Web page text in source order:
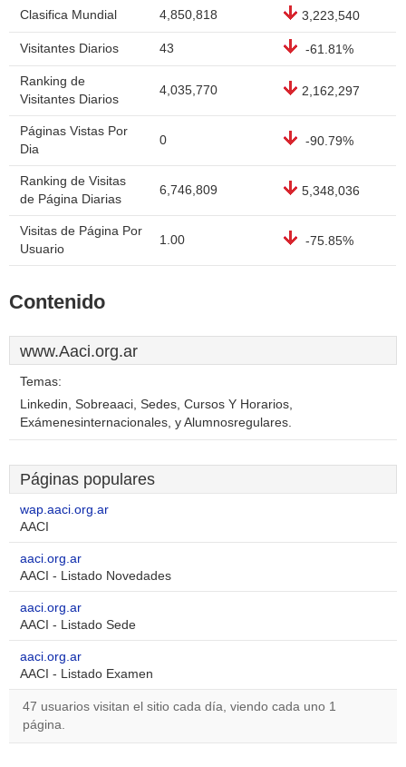
Clasifica Mundial 4,850,818 3,223,540
Visitantes Diarios 43 -61.81%
Ranking de
Visitantes Diarios
4,035,770 2,162,297
Páginas Vistas Por
Dia
0 -90.79%
Ranking de Visitas
de Página Diarias
6,746,809 5,348,036
Visitas de Página Por
Usuario
1.00 -75.85%
Contenido
www.Aaci.org.ar
Temas:
Linkedin, Sobreaaci, Sedes, Cursos Y Horarios,
Exámenesinternacionales, y Alumnosregulares.
Páginas populares
wap.aaci.org.ar
AACI
aaci.org.ar
AACI - Listado Novedades
aaci.org.ar
AACI - Listado Sede
aaci.org.ar
AACI - Listado Examen
47 usuarios visitan el sitio cada día, viendo cada uno 1
página.